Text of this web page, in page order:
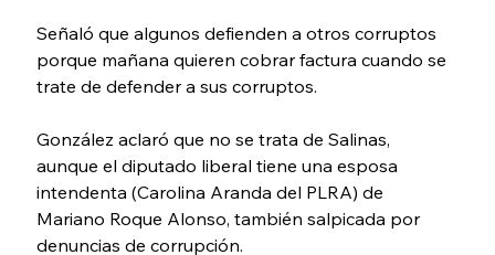
Señaló que algunos defienden a otros corruptos
porque mañana quieren cobrar factura cuando se
trate de defender a sus corruptos.
González aclaró que no se trata de Salinas,
aunque el diputado liberal tiene una esposa
intendenta (Carolina Aranda del PLRA) de
Mariano Roque Alonso, también salpicada por
denuncias de corrupción.